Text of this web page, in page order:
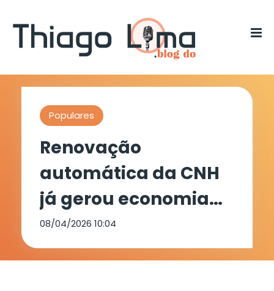
Populares
Renovação
automática da CNH
já gerou economia
de R$ 40,8 milhões
para motoristas de
08/04/2026 10:04